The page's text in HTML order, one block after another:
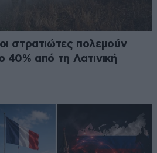
στρατιώτες πολεμούν
40% από τη Λατινική